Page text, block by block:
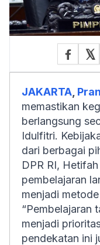
JAKARTA
memastikan
berlangsung
Idulfitri.
dari berbagai
DPR RI,
pembelajaran
menjadi
“Pembelajaran
menjadi
pendekatan ini